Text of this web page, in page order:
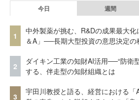
今日 週間
1
中外製薬が挑む、R&Dの成果最大
＆A」──長期大型投資の意思決定の
2
ダイキン工業の知財AI活用──“防衛
する、伴走型の知財組織とは
3
宇田川教授と語る、経営における